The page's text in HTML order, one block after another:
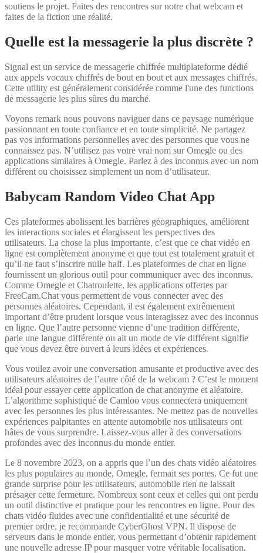
soutiens le projet. Faites des rencontres sur notre chat webcam et
faites de la fiction une réalité.
Quelle est la messagerie la plus discrète ?
Signal est un service de messagerie chiffrée multiplateforme dédié
aux appels vocaux chiffrés de bout en bout et aux messages chiffrés.
Cette utility est généralement considérée comme l'une des functions
de messagerie les plus sûres du marché.
Voyons remark nous pouvons naviguer dans ce paysage numérique
passionnant en toute confiance et en toute simplicité. Ne partagez
pas vos informations personnelles avec des personnes que vous ne
connaissez pas. N’utilisez pas votre vrai nom sur Omegle ou des
applications similaires à Omegle. Parlez à des inconnus avec un nom
différent ou choisissez simplement un nom d’utilisateur.
Babycam Random Video Chat App
Ces plateformes abolissent les barrières géographiques, améliorent
les interactions sociales et élargissent les perspectives des
utilisateurs. La chose la plus importante, c’est que ce chat vidéo en
ligne est complètement anonyme et que tout est totalement gratuit et
qu’il ne faut s’inscrire nulle half. Les plateformes de chat en ligne
fournissent un glorious outil pour communiquer avec des inconnus.
Comme Omegle et Chatroulette, les applications offertes par
FreeCam.Chat vous permettent de vous connecter avec des
personnes aléatoires. Cependant, il est également extrêmement
important d’être prudent lorsque vous interagissez avec des inconnus
en ligne. Que l’autre personne vienne d’une tradition différente,
parle une langue différente ou ait un mode de vie différent signifie
que vous devez être ouvert à leurs idées et expériences.
Vous voulez avoir une conversation amusante et productive avec des
utilisateurs aléatoires de l’autre côté de la webcam ? C’est le moment
idéal pour essayer cette application de chat anonyme et aléatoire.
L’algorithme sophistiqué de Camloo vous connectera uniquement
avec les personnes les plus intéressantes. Ne mettez pas de nouvelles
expériences palpitantes en attente automobile nos utilisateurs ont
hâtes de vous surprendre. Laissez-vous aller à des conversations
profondes avec des inconnus du monde entier.
Le 8 novembre 2023, on a appris que l’un des chats vidéo aléatoires
les plus populaires au monde, Omegle, fermait ses portes. Ce fut une
grande surprise pour les utilisateurs, automobile rien ne laissait
présager cette fermeture. Nombreux sont ceux et celles qui ont perdu
un outil distinctive et pratique pour les rencontres en ligne. Pour des
chats vidéo fluides avec une confidentialité et une sécurité de
premier ordre, je recommande CyberGhost VPN. Il dispose de
serveurs dans le monde entier, vous permettant d’obtenir rapidement
une nouvelle adresse IP pour masquer votre véritable localisation.